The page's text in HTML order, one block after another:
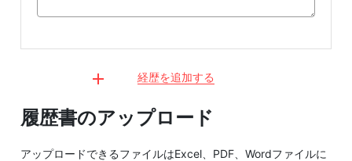
経歴を追加する
履歴書のアップロード
アップロードできるファイルはExcel、PDF、Wordファイルに